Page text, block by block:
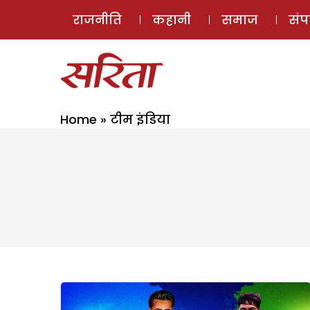
राजनीति कहानी समाज
Home » टीम इंडिया